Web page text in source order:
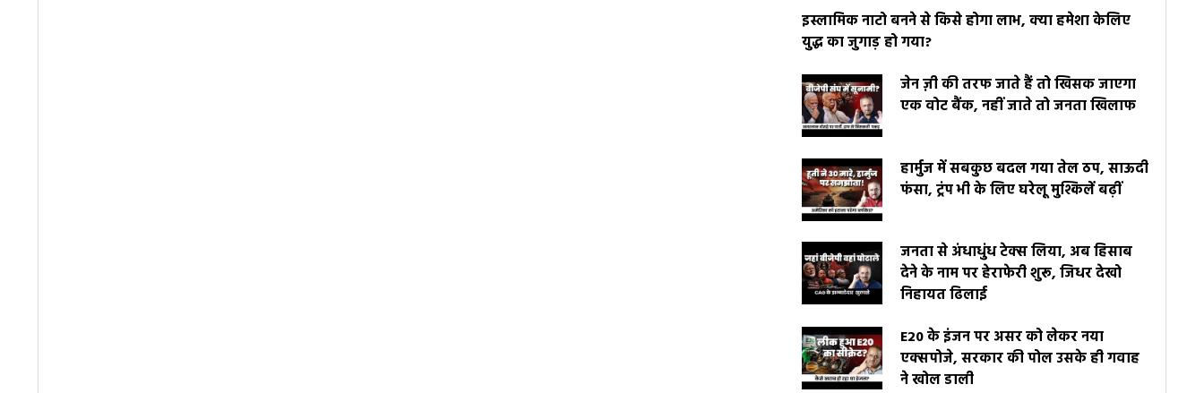
इस्लामिक नाटो बनने से किसे होगा लाभ, क्या हमेशा केलिए
युद्ध का जुगाड़ हो गया?
जेन ज़ी की तरफ जाते हैं तो खिसक जाएगा
एक वोट बैंक, नहीं जाते तो जनता खिलाफ
हार्मुज में सबकुछ बदल गया तेल ठप, साऊदी
फंसा, ट्रंप भी के लिए घरेलू मुश्किलें बढ़ीं
जनता से अंधाधुंध टेक्स लिया, अब हिसाब
देने के नाम पर हेराफेरी शुरू, जिधर देखो
निहायत ढिलाई
E20 के इंजन पर असर को लेकर नया
एक्सपोजे, सरकार की पोल उसके ही गवाह
ने खोल डाली